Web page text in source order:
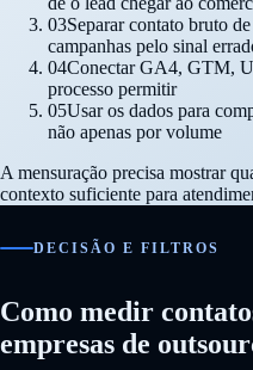
03Separar contato bruto
campanhas pelo sinal
04Conectar GA4, GTM,
processo permitir
05Usar os dados para
não apenas por volume
A mensuração precisa mostrar
contexto suficiente para
DECISÃO E FILTROS
Como medir
empresas de